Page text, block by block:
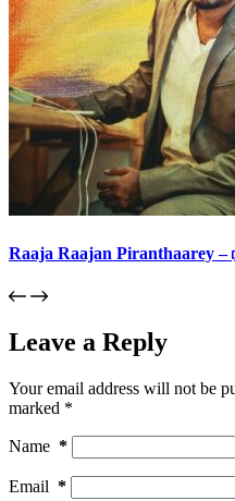
Raaja Raajan Piranthaarey –
Leave a Reply
Your email address will not be
marked *
Name *
Email *